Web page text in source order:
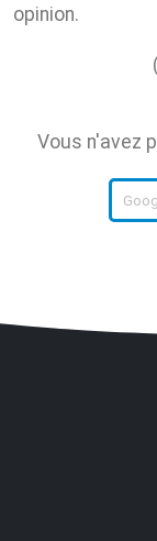
opinion.
(
Vous n'avez